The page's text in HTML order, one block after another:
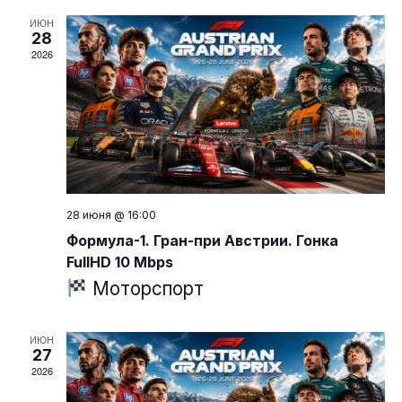
ИЮН
28
2026
28 июня @ 16:00
Формула-1. Гран-при Австрии. Гонка
FullHD 10 Mbps
Моторспорт
ИЮН
27
2026